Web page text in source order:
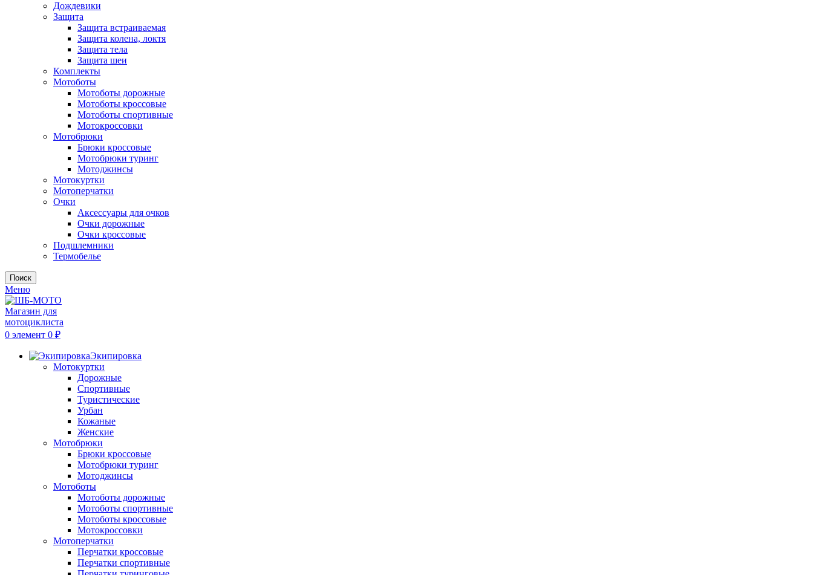
Дождевики
Защита
Защита встраиваемая
Защита колена, локтя
Защита тела
Защита шеи
Комплекты
Мотоботы
Мотоботы дорожные
Мотоботы кроссовые
Мотоботы спортивные
Мотокроссовки
Мотобрюки
Брюки кроссовые
Мотобрюки туринг
Мотоджинсы
Мотокуртки
Мотоперчатки
Очки
Аксессуары для очков
Очки дорожные
Очки кроссовые
Подшлемники
Термобелье
Поиск
Меню
0 элемент 0 ₽
Экипировка
Мотокуртки
Дорожные
Спортивные
Туристические
Урбан
Кожаные
Женские
Мотобрюки
Брюки кроссовые
Мотобрюки туринг
Мотоджинсы
Мотоботы
Мотоботы дорожные
Мотоботы спортивные
Мотоботы кроссовые
Мотокроссовки
Мотоперчатки
Перчатки кроссовые
Перчатки спортивные